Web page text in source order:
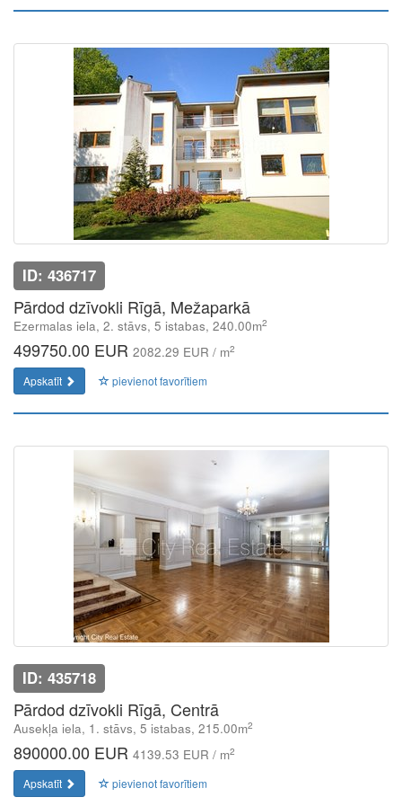
ID: 436717
Pārdod dzīvokli Rīgā, Mežaparkā
Ezermalas iela, 2. stāvs, 5 istabas, 240.00m2
499750.00 EUR 2082.29 EUR / m2
Apskatīt pievienot favorītiem
ID: 435718
Pārdod dzīvokli Rīgā, Centrā
Ausekļa iela, 1. stāvs, 5 istabas, 215.00m2
890000.00 EUR 4139.53 EUR / m2
Apskatīt pievienot favorītiem